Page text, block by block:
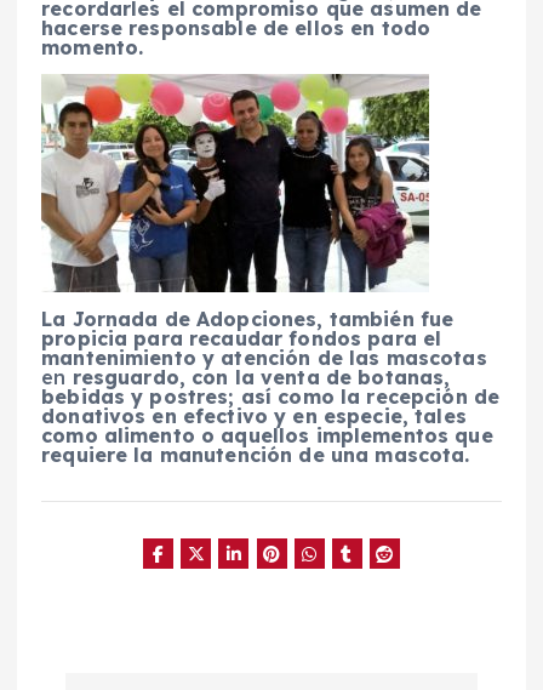
recordarles el compromiso que asumen de
hacerse responsable de ellos en todo
momento.
La Jornada de Adopciones, también fue
propicia para recaudar fondos para el
mantenimiento y atención de las mascotas
en resguardo, con la venta de botanas,
bebidas y postres; así como la recepción de
donativos en efectivo y en especie, tales
como alimento o aquellos implementos que
requiere la manutención de una mascota.